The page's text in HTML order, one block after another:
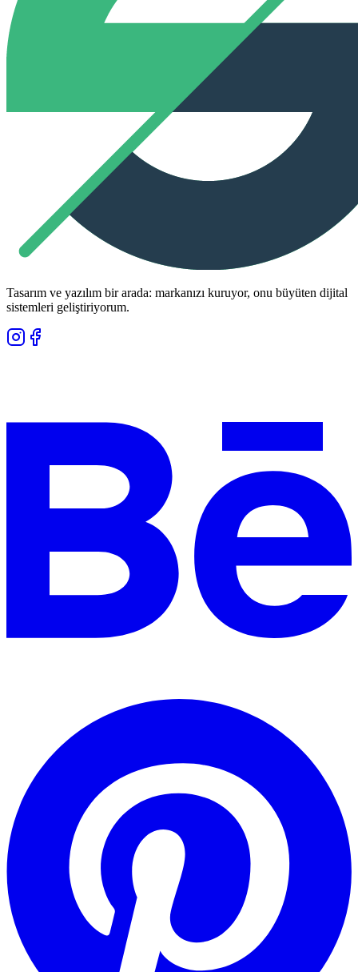
Tasarım ve yazılım bir arada: markanızı kuruyor, onu büyüten dijital
sistemleri geliştiriyorum.